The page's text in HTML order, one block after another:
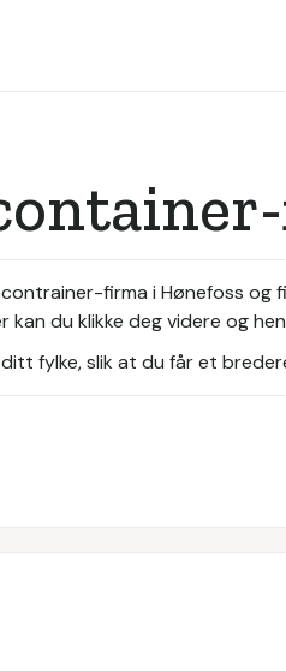
firma i Hønefoss
kan du klikke deg videre og
fylke, slik at du får et